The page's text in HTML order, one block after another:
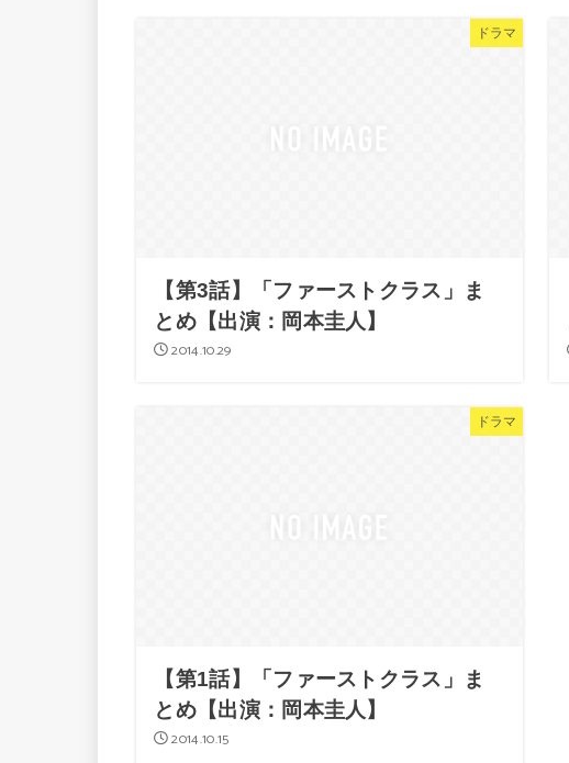
ドラマ
【第3話】「ファーストクラス」ま
とめ【出演：岡本圭人】
2014.10.29
ドラマ
【第1話】「ファーストクラス」ま
とめ【出演：岡本圭人】
2014.10.15